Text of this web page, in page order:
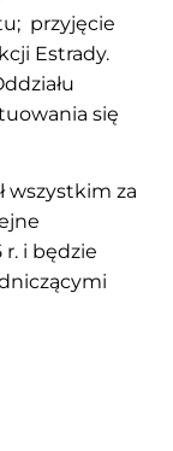
przyjęcie
Estrady.
się
wszystkim za
r. i będzie